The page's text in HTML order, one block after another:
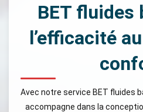
BET fluides
l’efficacité
Avec notre service BET fluides
accompagne dans la